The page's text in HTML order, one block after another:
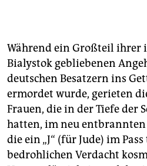
Während ein Großteil ihrer
Bialystok gebliebenen
deutschen Besatzern ins
ermordet wurde, gerieten
Frauen, die in der Tiefe der
hatten, im neu
die ein „J“ (für Jude) im
bedrohlichen Verdacht